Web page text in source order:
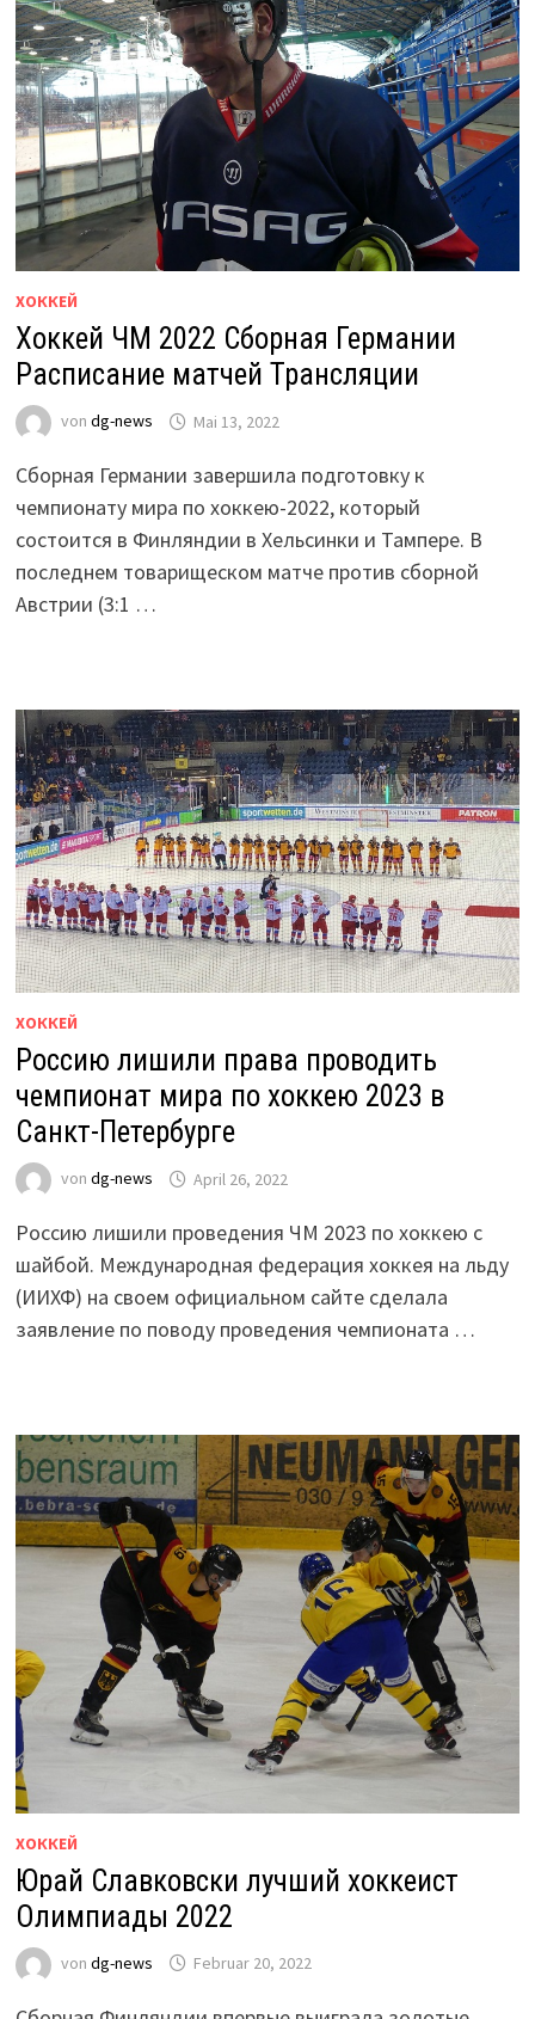
ХОККЕЙ
Хоккей ЧМ 2022 Сборная Германии
Расписание матчей Трансляции
von dg-news Mai 13, 2022
Сборная Германии завершила подготовку к
чемпионату мира по хоккею-2022, который
состоится в Финляндии в Хельсинки и Тампере. В
последнем товарищеском матче против сборной
Австрии (3:1 …
ХОККЕЙ
Россию лишили права проводить
чемпионат мира по хоккею 2023 в
Санкт-Петербурге
von dg-news April 26, 2022
Россию лишили проведения ЧМ 2023 по хоккею с
шайбой. Международная федерация хоккея на льду
(ИИХФ) на своем официальном сайте сделала
заявление по поводу проведения чемпионата …
ХОККЕЙ
Юрай Славковски лучший хоккеист
Олимпиады 2022
von dg-news Februar 20, 2022